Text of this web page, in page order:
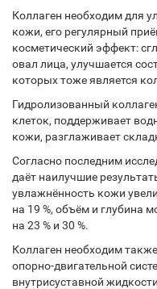
Коллаген необходим для
кожи, его регулярный
косметический эффект:
овал лица, улучшается
которых тоже является
Гидролизованный
клеток, поддерживает
кожи, разглаживает
Согласно последним
даёт наилучшие
увлажнённость кожи
на 19 %, объём и глубина
на 23 % и 30 %.
Коллаген необходим
опорно-двигательной
внутрисуставной